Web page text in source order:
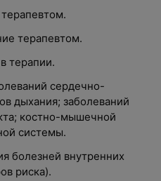
терапевтом.
терапии.
сердечно-
дыхания; заболеваний
костно-мышечной
системы.
болезней внутренних
риска).